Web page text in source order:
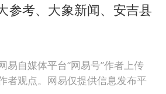
参考、大象新闻、安吉县
易自媒体平台“网易号”作者上传
者观点。网易仅提供信息发布平